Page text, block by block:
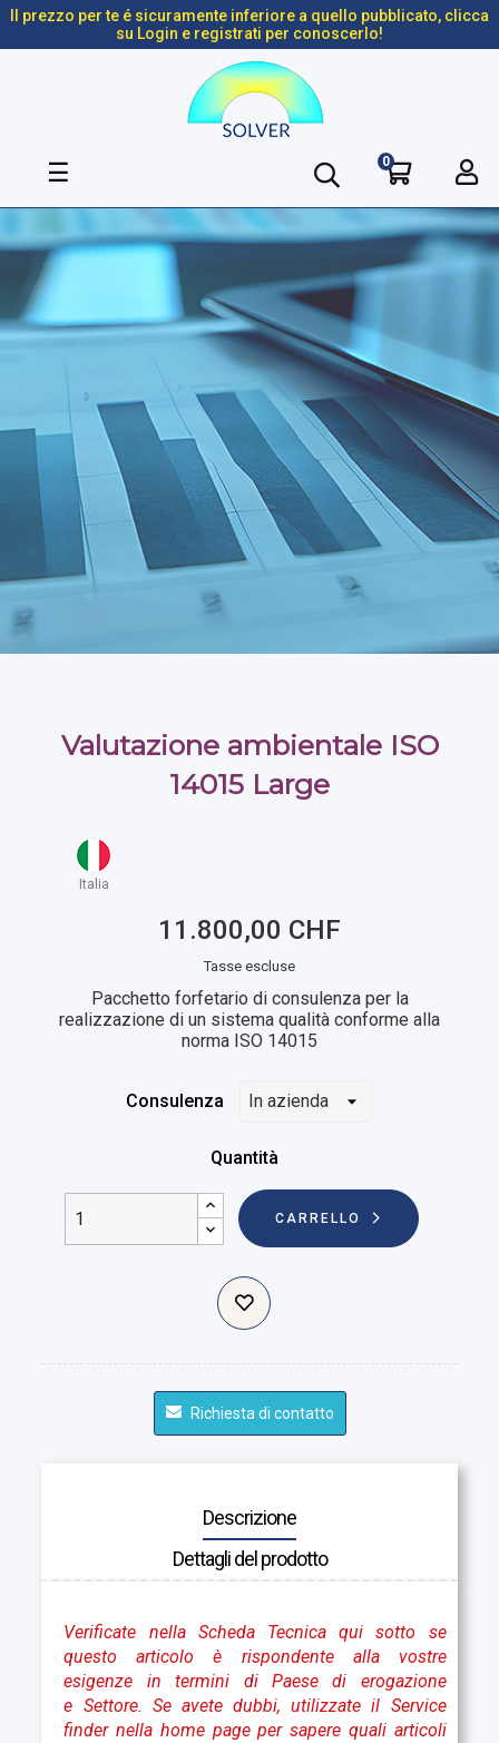
Il prezzo per te é sicuramente inferiore a quello pubblicato, clicca
su Login e registrati per conoscerlo!
navigazione
☰ 0
Valutazione ambientale ISO
14015 Large
Italia
11.800,00 CHF
Tasse escluse
Pacchetto forfetario di consulenza per la
realizzazione di un sistema qualità conforme alla
norma ISO 14015
Consulenza
Quantità
CARRELLO
Richiesta di contatto
Descrizione
Dettagli del prodotto
Verificate nella Scheda Tecnica qui sotto se
questo articolo è rispondente alla vostre
esigenze in termini di Paese di erogazione
e Settore. Se avete dubbi, utilizzate il Service
finder nella home page per sapere quali articoli